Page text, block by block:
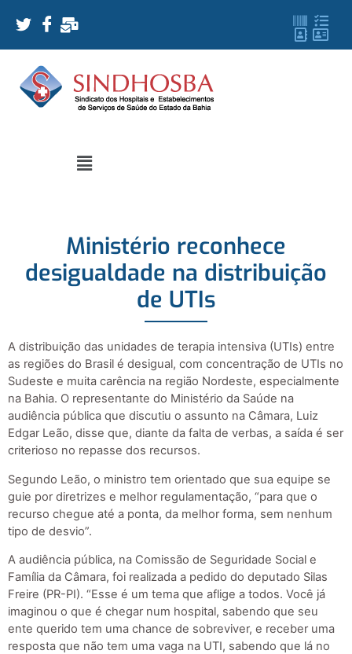
Ministério reconhece
desigualdade na distribuição
de UTIs
A distribuição das unidades de terapia intensiva (UTIs) entre
as regiões do Brasil é desigual, com concentração de UTIs no
Sudeste e muita carência na região Nordeste, especialmente
na Bahia. O representante do Ministério da Saúde na
audiência pública que discutiu o assunto na Câmara, Luiz
Edgar Leão, disse que, diante da falta de verbas, a saída é ser
criterioso no repasse dos recursos.
Segundo Leão, o ministro tem orientado que sua equipe se
guie por diretrizes e melhor regulamentação, “para que o
recurso chegue até a ponta, da melhor forma, sem nenhum
tipo de desvio”.
A audiência pública, na Comissão de Seguridade Social e
Família da Câmara, foi realizada a pedido do deputado Silas
Freire (PR-PI). “Esse é um tema que aflige a todos. Você já
imaginou o que é chegar num hospital, sabendo que seu
ente querido tem uma chance de sobreviver, e receber uma
resposta que não tem uma vaga na UTI, sabendo que lá no